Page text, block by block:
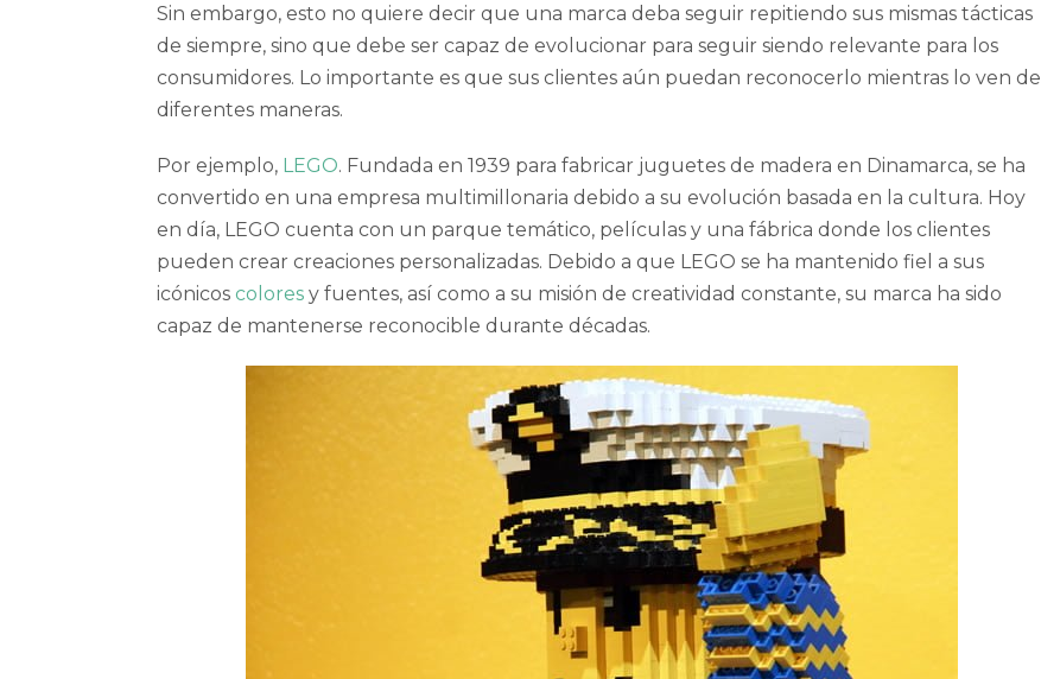
Sin embargo, esto no quiere decir que una marca deba seguir repitiendo sus mismas tácticas
de siempre, sino que debe ser capaz de evolucionar para seguir siendo relevante para los
consumidores. Lo importante es que sus clientes aún puedan reconocerlo mientras lo ven de
diferentes maneras.
Por ejemplo, LEGO. Fundada en 1939 para fabricar juguetes de madera en Dinamarca, se ha
convertido en una empresa multimillonaria debido a su evolución basada en la cultura. Hoy
en día, LEGO cuenta con un parque temático, películas y una fábrica donde los clientes
pueden crear creaciones personalizadas. Debido a que LEGO se ha mantenido fiel a sus
icónicos colores y fuentes, así como a su misión de creatividad constante, su marca ha sido
capaz de mantenerse reconocible durante décadas.